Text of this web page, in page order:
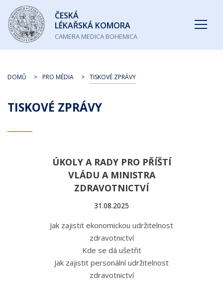
Česká
lékařská
komora
ČESKÁ
LÉKAŘSKÁ KOMORA
CAMERA MEDICA BOHEMICA
TISKOVÉ ZPRÁVY
DOMŮ PRO MÉDIA TISKOVÉ ZPRÁVY
ÚKOLY A RADY PRO PŘÍŠTÍ
VLÁDU A MINISTRA
ZDRAVOTNICTVÍ
31.08.2025
Jak zajistit ekonomickou udržitelnost
zdravotnictví
Kde se dá ušetřit
Jak zajistit personální udržitelnost
zdravotnictví